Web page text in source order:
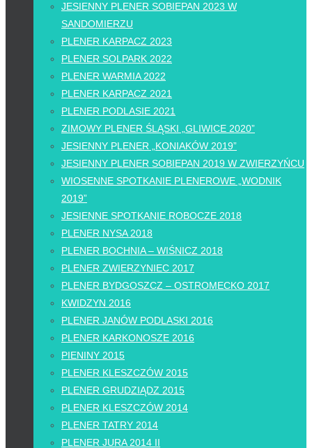
JESIENNY PLENER SOBIEPAN 2023 W
SANDOMIERZU
PLENER KARPACZ 2023
PLENER SOLPARK 2022
PLENER WARMIA 2022
PLENER KARPACZ 2021
PLENER PODLASIE 2021
ZIMOWY PLENER ŚLĄSKI „GLIWICE 2020”
JESIENNY PLENER „KONIAKÓW 2019”
JESIENNY PLENER SOBIEPAN 2019 W ZWIERZYŃCU
WIOSENNE SPOTKANIE PLENEROWE „WODNIK
2019”
JESIENNE SPOTKANIE ROBOCZE 2018
PLENER NYSA 2018
PLENER BOCHNIA – WIŚNICZ 2018
PLENER ZWIERZYNIEC 2017
PLENER BYDGOSZCZ – OSTROMECKO 2017
KWIDZYN 2016
PLENER JANÓW PODLASKI 2016
PLENER KARKONOSZE 2016
PIENINY 2015
PLENER KLESZCZÓW 2015
PLENER GRUDZIĄDZ 2015
PLENER KLESZCZÓW 2014
PLENER TATRY 2014
PLENER JURA 2014 II